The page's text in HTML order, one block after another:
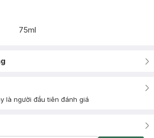
75ml
là người đầu tiên đánh giá